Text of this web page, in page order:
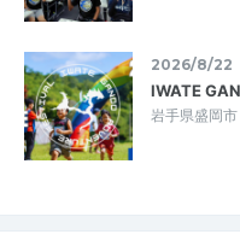
2026/8/22
IWATE
岩手県盛岡市